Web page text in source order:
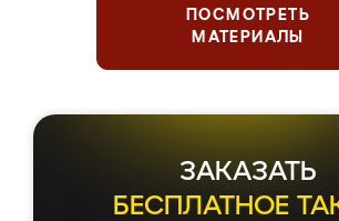
ПОСМОТРЕТЬ
МАТЕРИАЛЫ
ЗАКАЗАТЬ
БЕСПЛАТНОЕ